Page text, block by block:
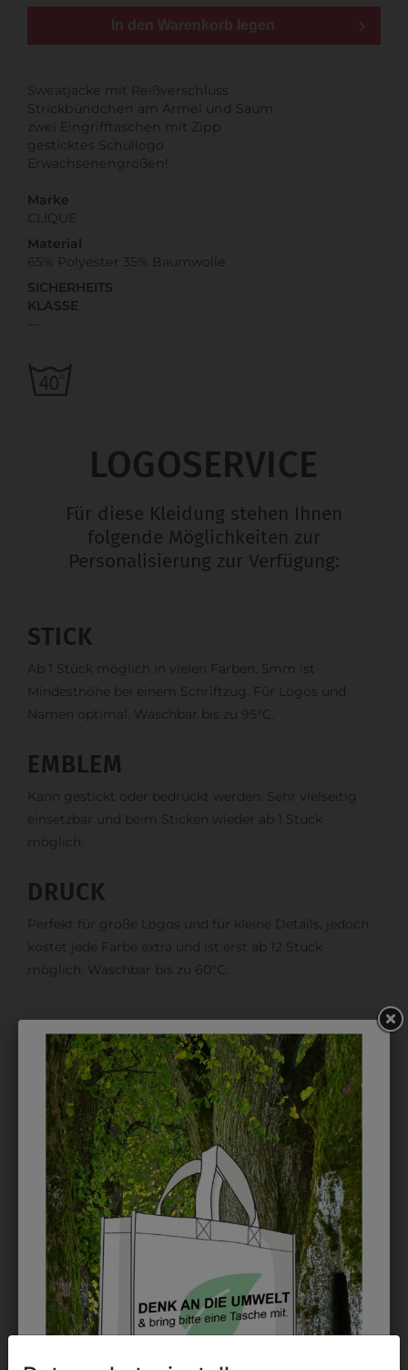
In den Warenkorb legen
Sweatjacke mit Reißverschluss
Strickbündchen am Ärmel und Saum
zwei Eingrifftaschen mit Zipp
gesticktes Schullogo
Erwachsenengrößen!
Marke
CLIQUE
Material
65% Polyester 35% Baumwolle
SICHERHEITS
KLASSE
LOGOSERVICE
Für diese Kleidung stehen Ihnen
folgende Möglichkeiten zur
Personalisierung zur Verfügung:
STICK
Ab 1 Stück möglich in vielen Farben. 5mm ist
Mindesthöhe bei einem Schriftzug. Für Logos und
Namen optimal. Waschbar bis zu 95°C.
EMBLEM
Kann gestickt oder bedruckt werden. Sehr vielseitig
einsetzbar und beim Sticken wieder ab 1 Stück
möglich.
DRUCK
Perfekt für große Logos und für kleine Details, jedoch
kostet jede Farbe extra und ist erst ab 12 Stück
möglich. Waschbar bis zu 60°C.
DAS KÖNNTE IHNEN
AUCH GEFALLEN